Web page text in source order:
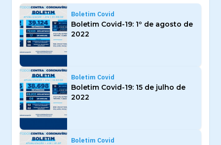
Boletim Covid
Boletim Covid-19: 1º de agosto de
2022
Boletim Covid
Boletim Covid-19: 15 de julho de
2022
Boletim Covid